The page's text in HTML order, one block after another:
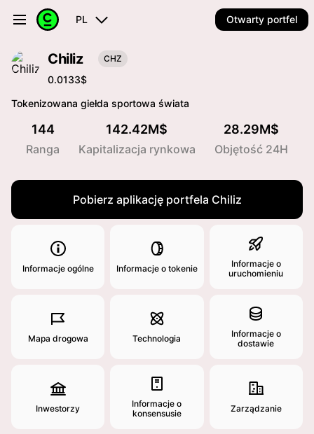
PL Otwarty portfel
Chiliz CHZ
0.0133$
Tokenizowana giełda sportowa świata
144
Ranga
142.42M$
Kapitalizacja rynkowa
28.29M$
Objętość 24H
Pobierz aplikację portfela Chiliz
Informacje ogólne Informacje o tokenie
Informacje o
uruchomieniu
Mapa drogowa Technologia
Informacje o
dostawie
Inwestorzy
Informacje o
konsensusie
Zarządzanie